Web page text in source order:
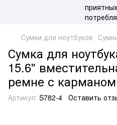
Сумки для ноутбуков
Сумка для
15.6"
ремне с
Артикул: S782-4 Оставить